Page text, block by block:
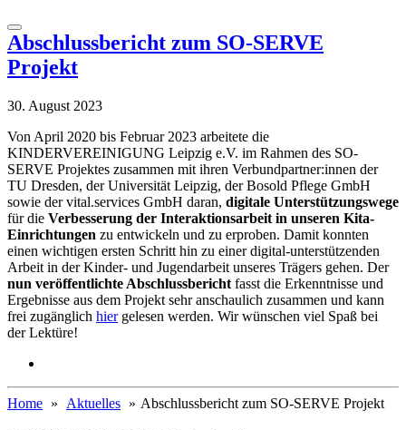
Abschlussbericht zum SO-SERVE
Projekt
30. August 2023
Von April 2020 bis Februar 2023 arbeitete die
KINDERVEREINIGUNG Leipzig e.V. im Rahmen des SO-
SERVE Projektes zusammen mit ihren Verbundpartner:innen der
TU Dresden, der Universität Leipzig, der Bosold Pflege GmbH
sowie der vital.services GmbH daran, digitale Unterstützungswege
für die Verbesserung der Interaktionsarbeit in unseren Kita-
Einrichtungen zu entwickeln und zu erproben. Damit konnten
einen wichtigen ersten Schritt hin zu einer digital-unterstützenden
Arbeit in der Kinder- und Jugendarbeit unseres Trägers gehen. Der
nun veröffentlichte Abschlussbericht fasst die Erkenntnisse und
Ergebnisse aus dem Projekt sehr anschaulich zusammen und kann
frei zugänglich hiergelesen werden. Wir wünschen viel Spaß bei
der Lektüre!
Home Aktuelles Abschlussbericht zum SO-SERVE Projekt